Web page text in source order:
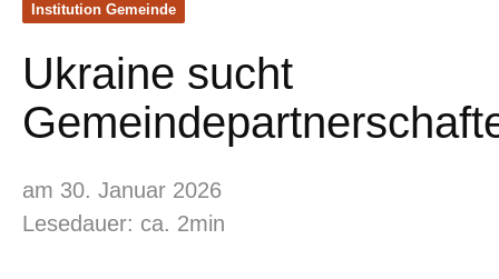
Institution Gemeinde
Ukraine sucht
am 30. Januar 2026
Lesedauer: ca. 2min